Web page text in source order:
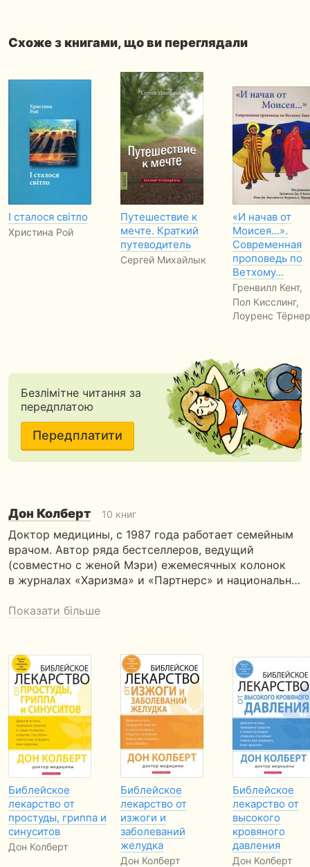
Схоже з книгами, що ви переглядали
І сталося світло
Христина Рой
Путешествие к
мечте. Краткий
путеводитель
Сергей Михайлык
«И начав от
Моисея…».
Современная
проповедь по
Ветхому…
Гренвилл Кент,
Пол Кисслинг,
Лоуренс Тёрнер
Безлімітне читання за
передплатою
Передплатити
Дон Колберт 10 книг
Доктор медицины, с 1987 года работает семейным
врачом. Автор ряда бестселлеров, ведущий
(совместно с женой Мэри) ежемесячных колонок
в журналах «Харизма» и «Партнерс» и национальн…
Показати більше
Библейское
лекарство от
простуды, гриппа и
синуситов
Дон Колберт
Библейское
лекарство от
изжоги и
заболеваний
желудка
Дон Колберт
Библейское
лекарство от
высокого
кровяного
давления
Дон Колберт